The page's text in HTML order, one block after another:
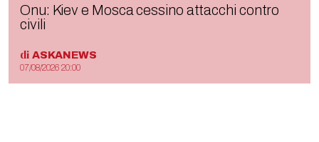
Onu: Kiev e Mosca cessino attacchi contro
civili
di ASKANEWS
07/08/2026 20:00